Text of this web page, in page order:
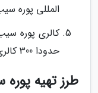
المللی پوره
کالری پوره
حدودا 300 کالری می باشد.
طرز تهیه